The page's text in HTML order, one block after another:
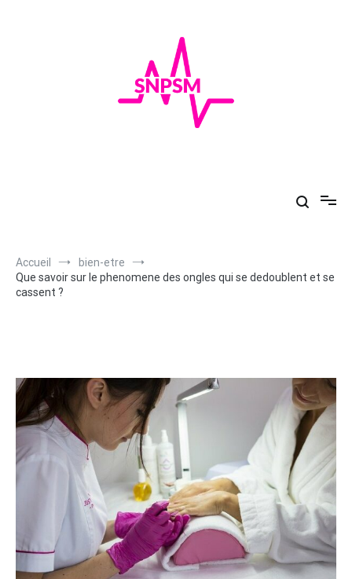
Accueil
bien-etre
Que savoir sur le phenomene des ongles qui se dedoublent et se
cassent ?